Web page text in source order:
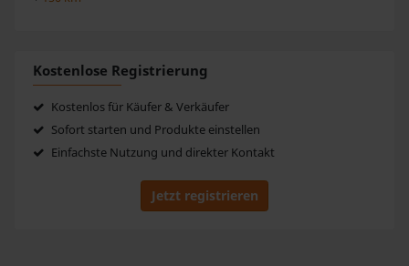
Kostenlose Registrierung
Kostenlos für Käufer & Verkäufer
Sofort starten und Produkte einstellen
Einfachste Nutzung und direkter Kontakt
Jetzt registrieren